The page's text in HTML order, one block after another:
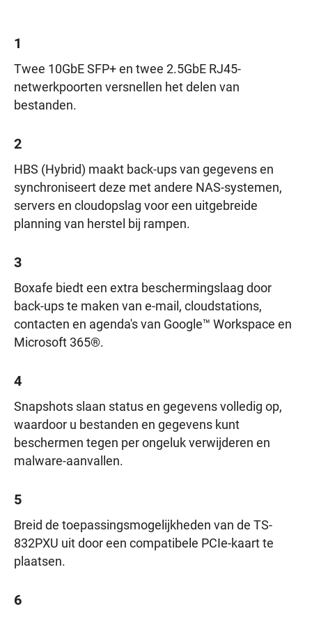
1
Twee 10GbE SFP+ en twee 2.5GbE RJ45-
netwerkpoorten versnellen het delen van
bestanden.
2
HBS (Hybrid) maakt back-ups van gegevens en
synchroniseert deze met andere NAS-systemen,
servers en cloudopslag voor een uitgebreide
planning van herstel bij rampen.
3
Boxafe biedt een extra beschermingslaag door
back-ups te maken van e-mail, cloudstations,
contacten en agenda's van Google™ Workspace en
Microsoft 365®.
4
Snapshots slaan status en gegevens volledig op,
waardoor u bestanden en gegevens kunt
beschermen tegen per ongeluk verwijderen en
malware-aanvallen.
5
Breid de toepassingsmogelijkheden van de TS-
832PXU uit door een compatibele PCIe-kaart te
plaatsen.
6